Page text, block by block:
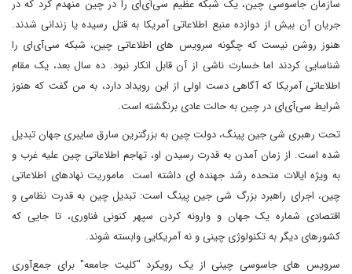
سازمان جاسوسی چین، یک شبکه عظیم سی‌آی‌ای را در چین منهدم کرد که در
جریان آن بیش از دوازده منبع اطلاعاتی آمریکا به قتل رسیده یا زندانی شدند.
هنوز روشن نیست که چگونه سرویس های اطلاعاتی چین، شبکه سی‌آی‌ای را
شناسایی کردند اما خسارت ناشی از آن قابل انکار نبود. ده سال بعد، یک مقام
اطلاعاتی آمریکا که آگاهی دست اولی از این رویداد دارد، به من گفت که هنوز
شرایط سی‌آی‌ای در چین به حالت عادی برنگشته است.
تحت رهبری شی جین پینگ، دولت چین به بزرگترین سارق سایبری جهان تبدیل
شده است. از زمان آمدن به قدرت رسیدن او، تهاجم اطلاعاتی چین علیه غرب و
به ویژه ایالات متحده رشد جهنده ای داشته است. ماموریت نهادهای اطلاعاتی
چین، اجرای راهبرد بزرگ شی جین پینگ است: تبدیل چین به قدرت نظامی و
اقتصادی شماره یک جهان و وارونه کردن سپهر کنونی فناوری، تا جایی که
کشورهای دیگر به تکنولوژی چینی و نه آمریکایی وابسته شوند.
سرویس های جاسوسی چینی از یک رویکرد "کلیت جامعه" برای جمع‌آوری